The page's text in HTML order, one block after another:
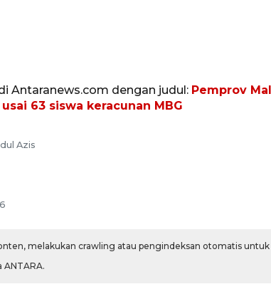
Antaranews.com dengan judul: Pemprov
63 siswa keracunan MBG
Azis
melakukan crawling atau pengindeksan otomatis untuk